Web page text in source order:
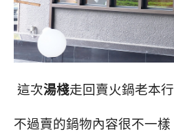
這次湯棧走回賣火鍋老本行
不過賣的鍋物內容很不一樣